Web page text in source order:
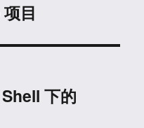
目
下的